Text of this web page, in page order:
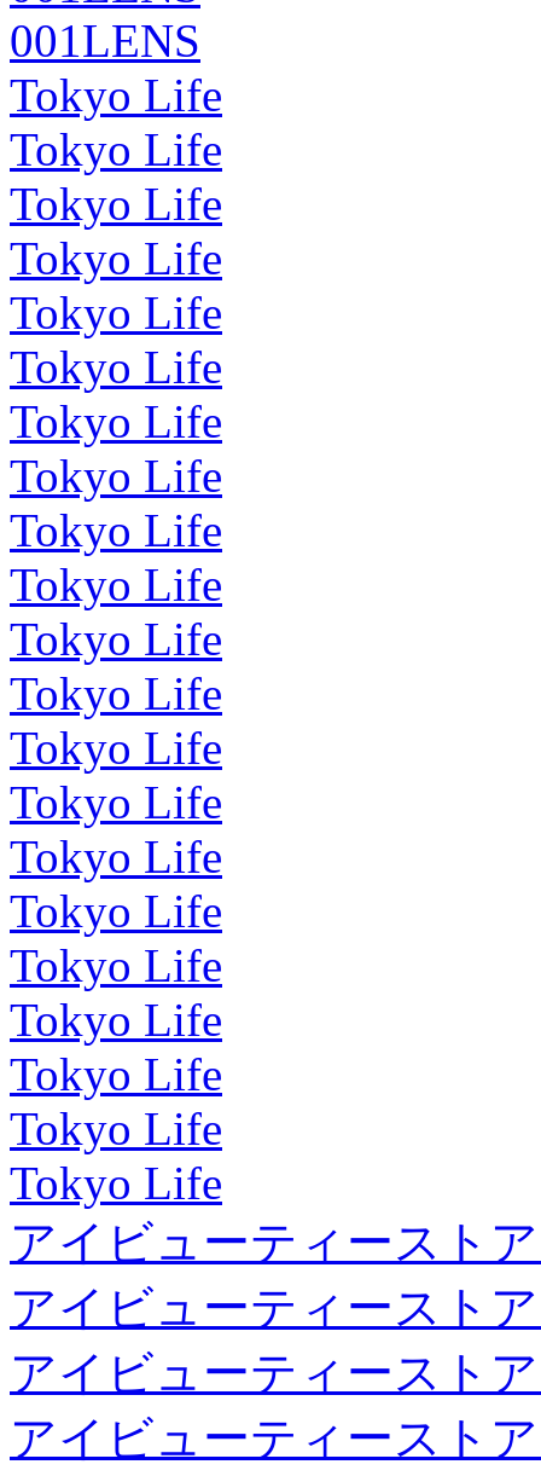
001LENS
Tokyo Life
Tokyo Life
Tokyo Life
Tokyo Life
Tokyo Life
Tokyo Life
Tokyo Life
Tokyo Life
Tokyo Life
Tokyo Life
Tokyo Life
Tokyo Life
Tokyo Life
Tokyo Life
Tokyo Life
Tokyo Life
Tokyo Life
Tokyo Life
Tokyo Life
Tokyo Life
Tokyo Life
アイビューティースト
アイビューティースト
アイビューティースト
アイビューティースト